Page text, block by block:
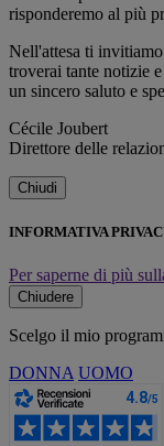
risponderemo al più
Nell'attesa ti
troverai tante notizie
un sincero saluto e
Cécile Joubert
Direttore delle
Chiudi
INFORMATIVA
Per saperne di più
Chiudere
Scelgo il mio
DONNA UOMO